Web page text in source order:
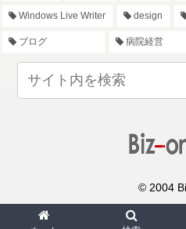
Windows Live Writer design
ブログ 病院経営
© 2004